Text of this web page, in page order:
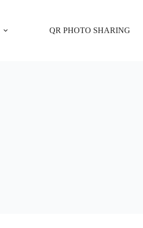
QR PHOTO SHARING